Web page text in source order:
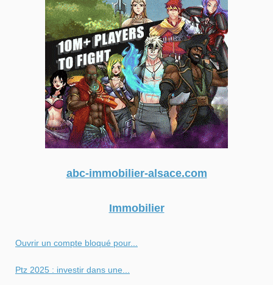
abc-immobilier-alsace.com
Immobilier
Ouvrir un compte bloqué pour...
Ptz 2025 : investir dans une...